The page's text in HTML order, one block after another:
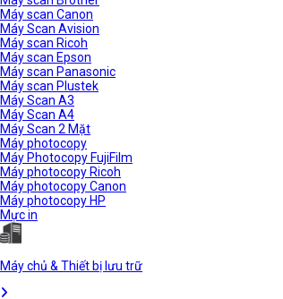
Máy scan Canon
Máy Scan Avision
Máy scan Ricoh
Máy scan Epson
Máy scan Panasonic
Máy scan Plustek
Máy Scan A3
Máy Scan A4
Máy Scan 2 Mặt
Máy photocopy
Máy Photocopy FujiFilm
Máy photocopy Ricoh
Máy photocopy Canon
Máy photocopy HP
Mực in
Máy chủ & Thiết bị lưu trữ